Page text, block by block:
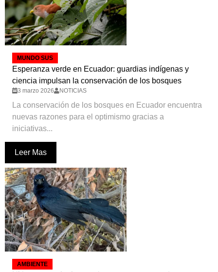
MUNDO SUS
Esperanza verde en Ecuador: guardias indígenas y
ciencia impulsan la conservación de los bosques
3 marzo 2026 NOTICIAS
La conservación de los bosques en Ecuador encuentra
nuevas razones para el optimismo gracias a
iniciativas...
Leer Mas
AMBIENTE